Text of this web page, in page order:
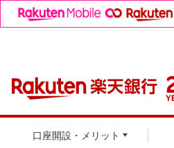
口座開設・メリット